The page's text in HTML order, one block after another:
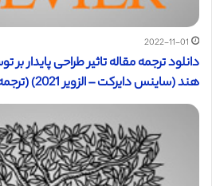
2022-11-01
دانلود ترجمه مقاله تاثیر طراحی
هند (ساینس دایرکت – الزویر 2021) (ترجمه ویژه – طلایی